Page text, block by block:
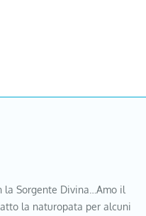
la Sorgente Divina…Amo il
la naturopata per alcuni